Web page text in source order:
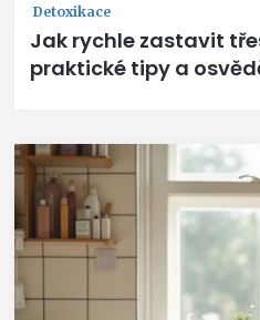
Detoxikace
Jak rychle zastavit
praktické tipy a